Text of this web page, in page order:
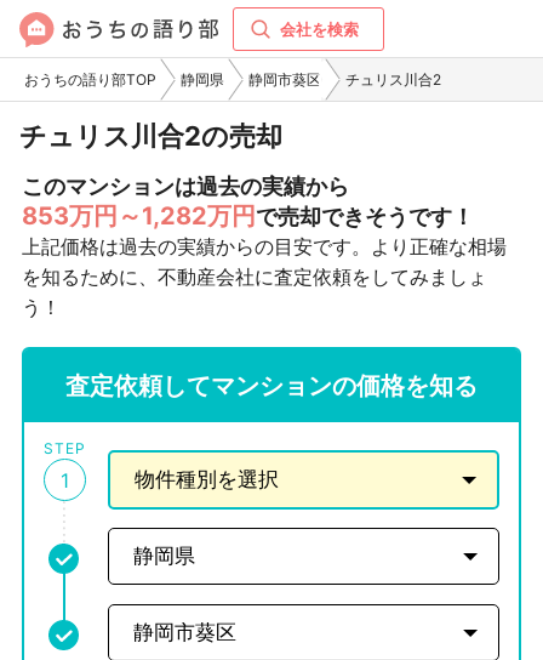
会社を検索
おうちの語り部TOP 静岡県 静岡市葵区 チュリス川合2
チュリス川合2の売却
このマンションは過去の実績から
853万円～1,282万円で売却できそうです！
上記価格は過去の実績からの目安です。より正確な相場
を知るために、不動産会社に査定依頼をしてみましょ
う！
査定依頼してマンションの価格を知る
STEP
1